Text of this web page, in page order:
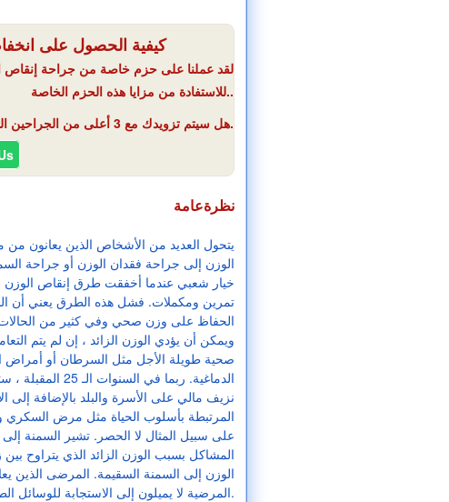
كيفية الحصول على
لقد عملنا على حزم خاصة من جراحة إنقاص
للاستفادة من مزايا هذه الحزم الخاصة..
هل سيتم تزويدك مع 3 أعلى من الجراحين المستحسن / المستشفيات لخسارة الوزن الخاص بك في الهند.
نظرةعامة
يتحول العديد من الأشخاص الذين يعانون
الوزن إلى جراحة فقدان الوزن أو جراحة
خيار شعبي عندما أخفقت طرق إنقاص الوزن
تمرين ومكملات. فشل هذه الطرق يعني أن
الحفاظ على وزن صحي وفي كثير من الحالات
ويمكن أن يؤدي الوزن الزائد ، إن لم يتم
صحية طويلة الأجل مثل السرطان أو أمراض
الدماغية. ربما في
نزيف مالي على الأسرة والبلد بالإضافة إلى
المرتبطة بأسلوب الحياة مثل مرض السكري
على سبيل المثال لا الحصر. تشير السمنة
المشاكل بسبب الوزن الزائد الذي يتراوح
الوزن إلى السمنة السقيمة. المرضى الذين
المرضية لا يميلون إلى الاستجابة للوسائل الطبية لفقدان الوزن.